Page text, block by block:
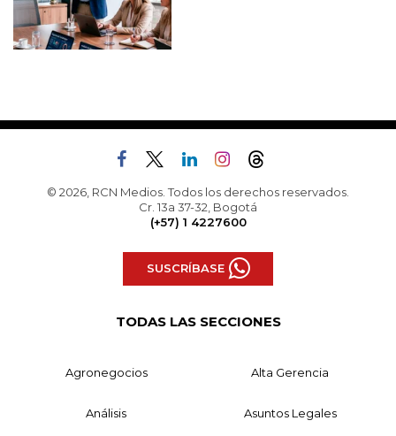
© 2026, RCN Medios. Todos los derechos reservados.
Cr. 13a 37-32, Bogotá
(+57) 1 4227600
SUSCRÍBASE
TODAS LAS SECCIONES
Agronegocios Alta Gerencia
Análisis Asuntos Legales